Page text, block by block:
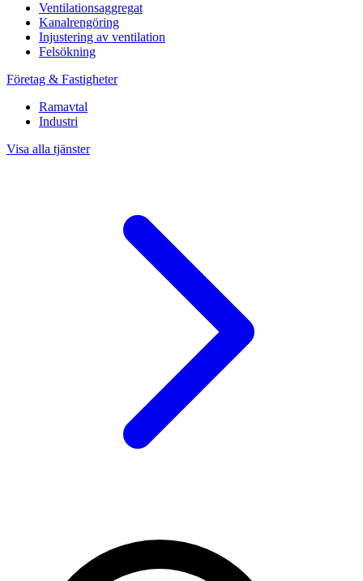
Ventilationsaggregat
Kanalrengöring
Injustering av ventilation
Felsökning
Företag & Fastigheter
Ramavtal
Industri
Visa alla tjänster